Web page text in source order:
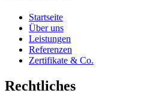
Startseite
Über uns
Leistungen
Referenzen
Zertifikate & Co.
Rechtliches